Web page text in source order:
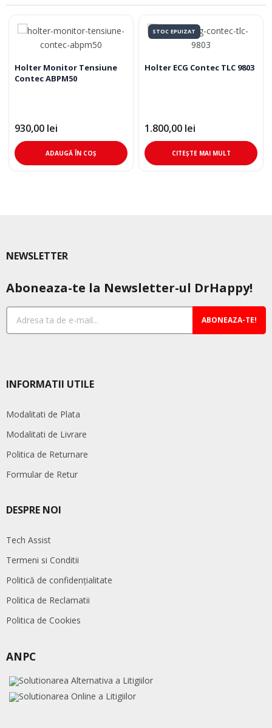
Holter Monitor Tensiune
Contec ABPM50
930,00 lei
ADAUGĂ ÎN COȘ
STOC EPUIZAT
Holter ECG Contec TLC 9803
1.800,00 lei
CITEȘTE MAI MULT
NEWSLETTER
Aboneaza-te la Newsletter-ul DrHappy!
ABONEAZA-TE!
INFORMATII UTILE
Modalitati de Plata
Modalitati de Livrare
Politica de Returnare
Formular de Retur
DESPRE NOI
Tech Assist
Termeni si Conditii
Politică de confidențialitate
Politica de Reclamatii
Politica de Cookies
ANPC